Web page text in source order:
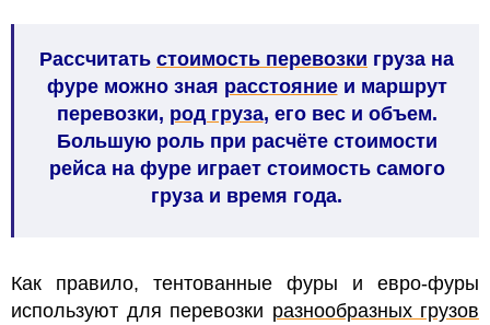
Рассчитать стоимость перевозки груза на
фуре можно зная расстояниеи маршрут
перевозки, род груза, его вес и объем.
Большую роль при расчёте стоимости
рейса на фуре играет стоимость самого
груза и время года.
Как правило, тентованные фуры и евро-фуры
используют для перевозки разнообразных грузов